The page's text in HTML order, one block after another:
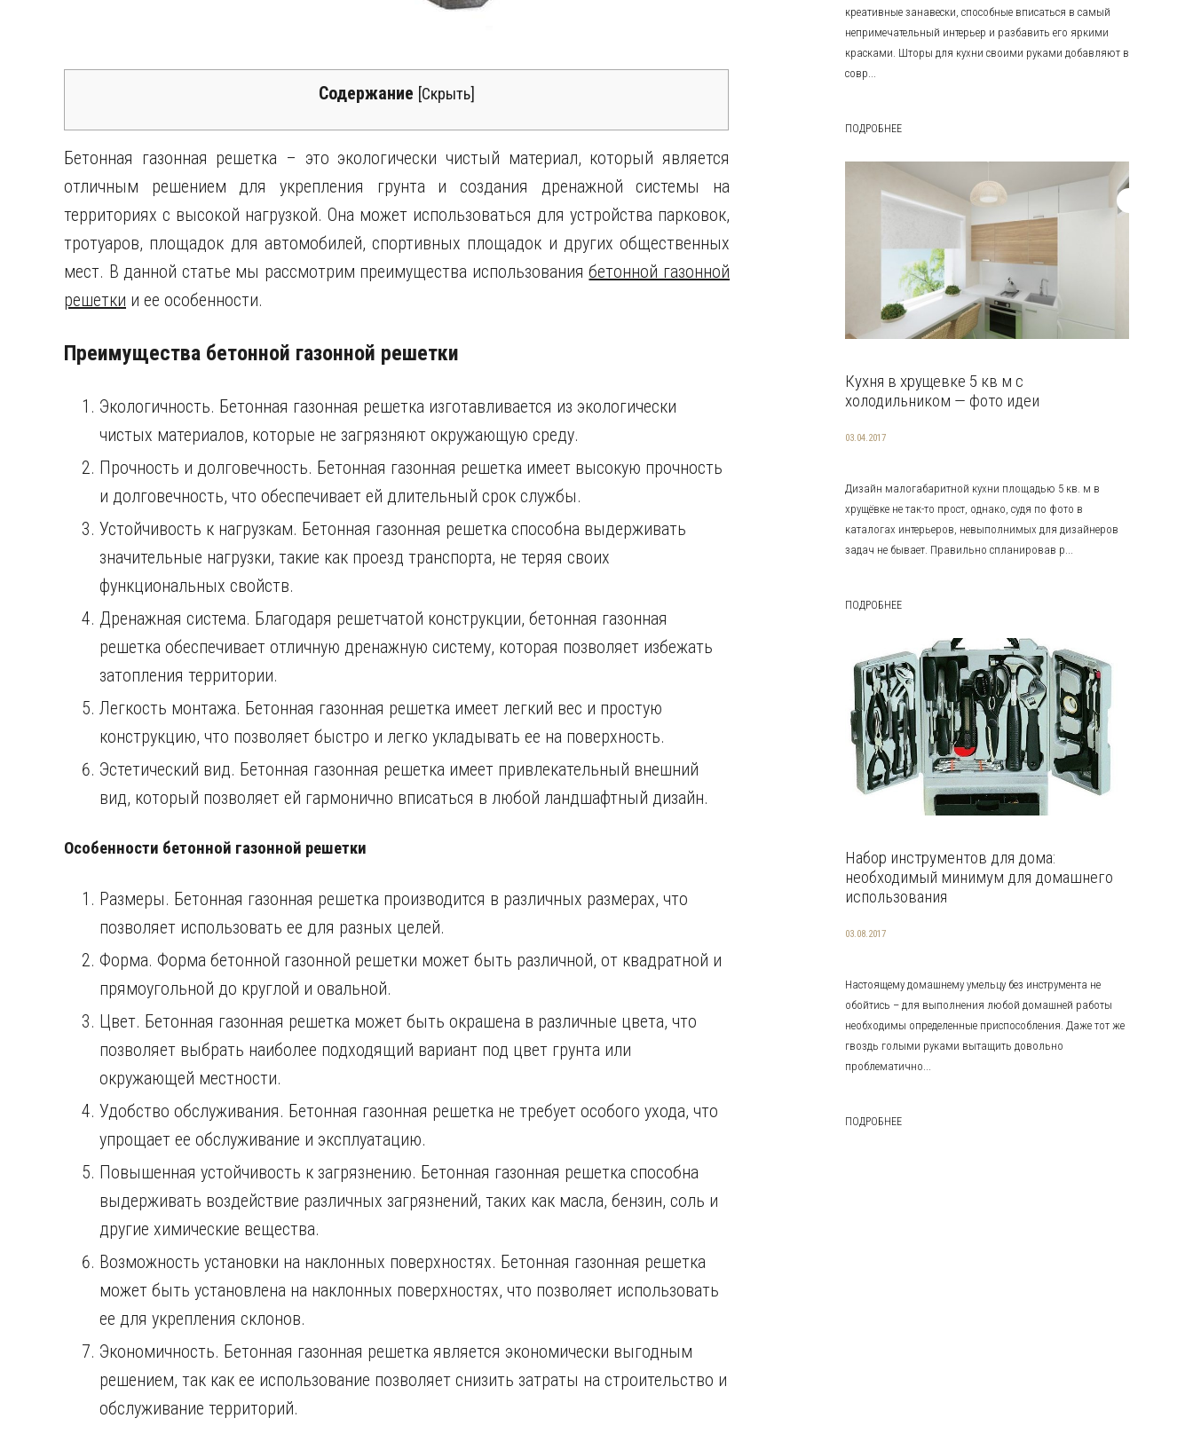
Содержание [Скрыть]
Бетонная газонная решетка – это экологически чистый материал, который является
отличным решением для укрепления грунта и создания дренажной системы на
территориях с высокой нагрузкой. Она может использоваться для устройства парковок,
тротуаров, площадок для автомобилей, спортивных площадок и других общественных
мест. В данной статье мы рассмотрим преимущества использованиябетонной газонной
решетки и ее особенности.
Преимущества бетонной газонной решетки
Экологичность. Бетонная газонная решетка изготавливается из экологически
чистых материалов, которые не загрязняют окружающую среду.
Прочность и долговечность. Бетонная газонная решетка имеет высокую прочность
и долговечность, что обеспечивает ей длительный срок службы.
Устойчивость к нагрузкам. Бетонная газонная решетка способна выдерживать
значительные нагрузки, такие как проезд транспорта, не теряя своих
функциональных свойств.
Дренажная система. Благодаря решетчатой конструкции, бетонная газонная
решетка обеспечивает отличную дренажную систему, которая позволяет избежать
затопления территории.
Легкость монтажа. Бетонная газонная решетка имеет легкий вес и простую
конструкцию, что позволяет быстро и легко укладывать ее на поверхность.
Эстетический вид. Бетонная газонная решетка имеет привлекательный внешний
вид, который позволяет ей гармонично вписаться в любой ландшафтный дизайн.
Особенности бетонной газонной решетки
Размеры. Бетонная газонная решетка производится в различных размерах, что
позволяет использовать ее для разных целей.
Форма. Форма бетонной газонной решетки может быть различной, от квадратной и
прямоугольной до круглой и овальной.
Цвет. Бетонная газонная решетка может быть окрашена в различные цвета, что
позволяет выбрать наиболее подходящий вариант под цвет грунта или
окружающей местности.
Удобство обслуживания. Бетонная газонная решетка не требует особого ухода, что
упрощает ее обслуживание и эксплуатацию.
Повышенная устойчивость к загрязнению. Бетонная газонная решетка способна
выдерживать воздействие различных загрязнений, таких как масла, бензин, соль и
другие химические вещества.
Возможность установки на наклонных поверхностях. Бетонная газонная решетка
может быть установлена на наклонных поверхностях, что позволяет использовать
ее для укрепления склонов.
Экономичность. Бетонная газонная решетка является экономически выгодным
решением, так как ее использование позволяет снизить затраты на строительство и
обслуживание территорий.
креативные занавески, способные вписаться в самый
непримечательный интерьер и разбавить его яркими
красками. Шторы для кухни своими руками добавляют в
совр...
ПОДРОБНЕЕ
Кухня в хрущевке 5 кв м с
холодильником — фото идеи
03.04.2017
Дизайн малогабаритной кухни площадью 5 кв. м в
хрущёвке не так-то прост, однако, судя по фото в
каталогах интерьеров, невыполнимых для дизайнеров
задач не бывает. Правильно спланировав р...
ПОДРОБНЕЕ
Набор инструментов для дома:
необходимый минимум для домашнего
использования
03.08.2017
Настоящему домашнему умельцу без инструмента не
обойтись – для выполнения любой домашней работы
необходимы определенные приспособления. Даже тот же
гвоздь голыми руками вытащить довольно
проблематично...
ПОДРОБНЕЕ